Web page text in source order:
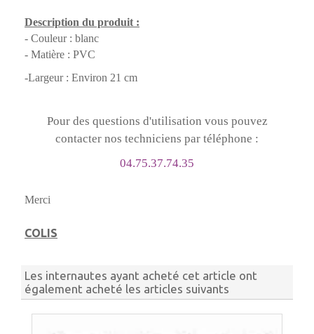
Description du produit :
- Couleur : blanc
- Matière : PVC
-Largeur : Environ 21 cm
Pour des questions d'utilisation vous pouvez
contacter nos techniciens par téléphone :
04.75.37.74.35
Merci
COLIS
Les internautes ayant acheté cet article ont
également acheté les articles suivants